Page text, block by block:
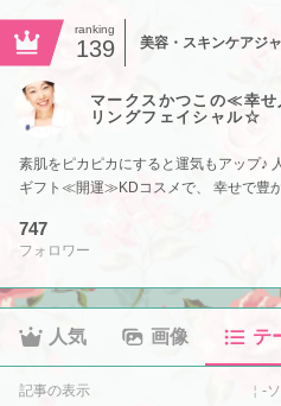
ranking
139 美容・スキンケアジ
マークスかつこの≪幸
リングフェイシャル☆
素肌をピカピカにすると運気もアップ♪
ギフト≪開運≫KDコスメで、 幸せで豊
747
フォロワー
人気 画像 テ
記事の表示 ￤-